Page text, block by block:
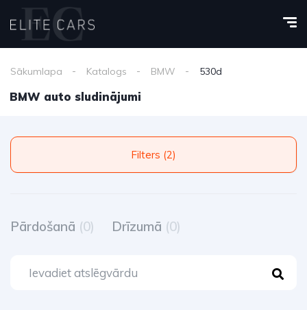
Sākumlapa Katalogs BMW 530d
BMW auto sludinājumi
Filters (2)
Pārdošanā (0) Drīzumā (0)